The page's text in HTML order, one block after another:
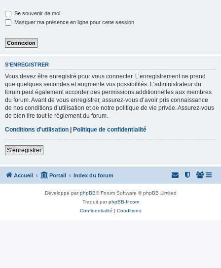
Se souvenir de moi
Masquer ma présence en ligne pour cette session
S’ENREGISTRER
Vous devez être enregistré pour vous connecter. L’enregistrement ne prend
que quelques secondes et augmente vos possibilités. L’administrateur du
forum peut également accorder des permissions additionnelles aux membres
du forum. Avant de vous enregistrer, assurez-vous d’avoir pris connaissance
de nos conditions d’utilisation et de notre politique de vie privée. Assurez-vous
de bien lire tout le règlement du forum.
Conditions d’utilisation | Politique de confidentialité
S’enregistrer
Accueil Portail Index du forum
Développé parphpBB® Forum Software © phpBB Limited
Traduit parphpBB-fr.com
Confidentialité | Conditions